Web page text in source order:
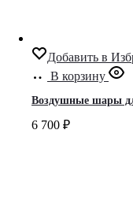
Добавить в
В корзину
Воздушные шары
6 700 ₽